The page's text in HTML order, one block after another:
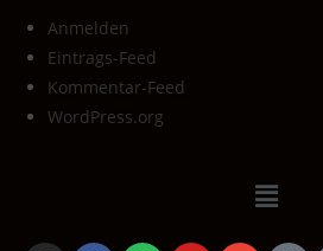
Anmelden
Eintrags-Feed
Kommentar-Feed
WordPress.org